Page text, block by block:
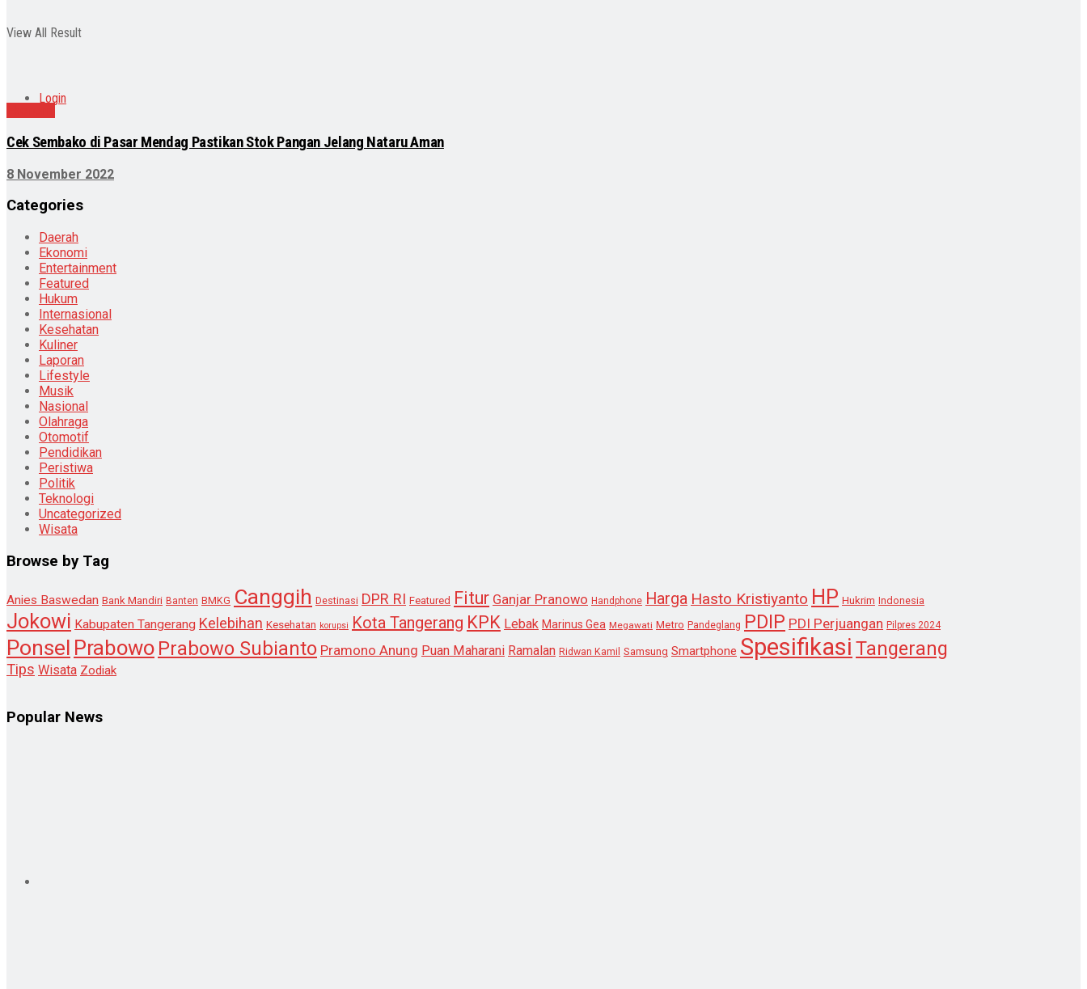
View All Result
Login
Cek Sembako di Pasar Mendag Pastikan Stok Pangan Jelang Nataru Aman
8 November 2022
Categories
Daerah
Ekonomi
Entertainment
Featured
Hukum
Internasional
Kesehatan
Kuliner
Laporan
Lifestyle
Musik
Nasional
Olahraga
Otomotif
Pendidikan
Peristiwa
Politik
Teknologi
Uncategorized
Wisata
Browse by Tag
Anies Baswedan Bank Mandiri Banten BMKG Canggih Destinasi DPR RI Featured Fitur Ganjar Pranowo Handphone Harga Hasto Kristiyanto HP Hukrim Indonesia
Jokowi Kabupaten Tangerang Kelebihan Kesehatan korupsi Kota Tangerang KPK Lebak Marinus Gea Megawati Metro Pandeglang PDIP PDI Perjuangan Pilpres 2024
Ponsel Prabowo Prabowo Subianto Pramono Anung Puan Maharani Ramalan Ridwan Kamil Samsung Smartphone Spesifikasi Tangerang
Tips Wisata Zodiak
Popular News